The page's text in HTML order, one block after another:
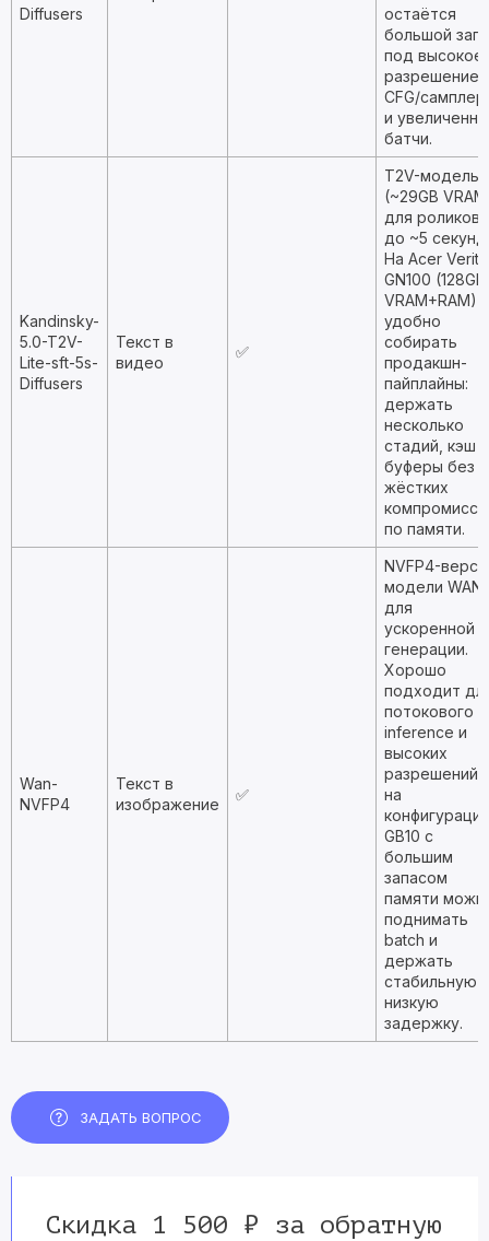
Diffusers
остаётся
большой
под высокое
разрешение,
CFG/
и
батчи.
Kandinsky-
5.0-T2V-
Lite-sft-5s-
Diffusers
Текст в
видео
✅
T2V-модель
(~29GB
для роликов
до ~5 секунд.
На Acer
GN100 (128GB
VRAM+RAM)
удобно
собирать
продакшн-
пайплайны:
держать
несколько
стадий, кэш и
буферы без
жёстких
по памяти.
Wan-
NVFP4
Текст в
изображение
✅
NVFP4-
модели WAN
для
ускоренной
генерации.
Хорошо
подходит
потокового
inference и
высоких
разрешений;
на
GB10 с
большим
запасом
памяти
поднимать
batch и
держать
стабильную
низкую
задержку.
ЗАДАТЬ ВОПРОС
Скидка 1 500 ₽ за обратную